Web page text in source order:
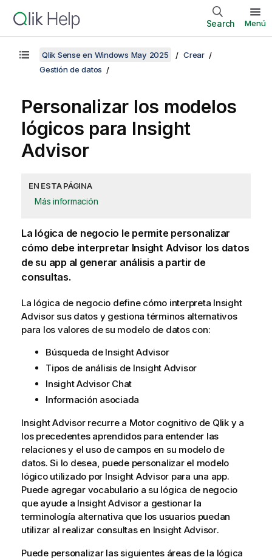
Search Menú
Qlik Sense en Windows May 2025
Crear
Gestión de datos
Personalizar los modelos
lógicos para Insight
Advisor
EN ESTA PÁGINA
Más información
La lógica de negocio le permite personalizar
cómo debe interpretar Insight Advisor los datos
de su app al generar análisis a partir de
consultas.
La lógica de negocio define cómo interpreta Insight
Advisorsus datos y gestiona términos alternativos
para los valores de su modelo de datos con:
Búsqueda de Insight Advisor
Tipos de análisis de Insight Advisor
Insight Advisor Chat
Información asociada
Insight Advisorrecurre a Motor cognitivo de Qliky a
los precedentes aprendidos para entender las
relaciones y el uso de campos en su modelo de
datos. Si lo desea, puede personalizar el modelo
lógico utilizado por Insight Advisor para una app.
Puede agregar vocabulario a su lógica de negocio
que ayude a Insight Advisora gestionar la
terminología alternativa que los usuarios puedan
utilizar al realizar consultas en Insight Advisor.
Puede personalizar las siguientes áreas de la lógica